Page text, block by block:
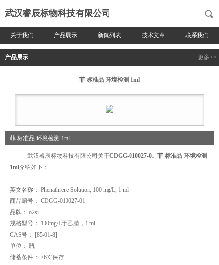
武汉睿辰标物科技有限公司
关于我们 产品展示 新闻列表 技术文章 联系我们
产品展示 更多>>
菲 标准品 环境检测 1ml
菲 标准品 环境检测 1ml
武汉睿辰标物科技有限公司关于CDGG-010027-01​ 菲 标准品 环境检测
1ml介绍如下：
英文名称： Phenathrene Solution, 100 mg/L, 1 ml
商品编号： CDGG-010027-01
品牌： o2si
规格型号： 100mg/L于乙腈，1 ml
CAS号： [85-01-8]
单位： 瓶
储蓄条件： ≤6℃保存